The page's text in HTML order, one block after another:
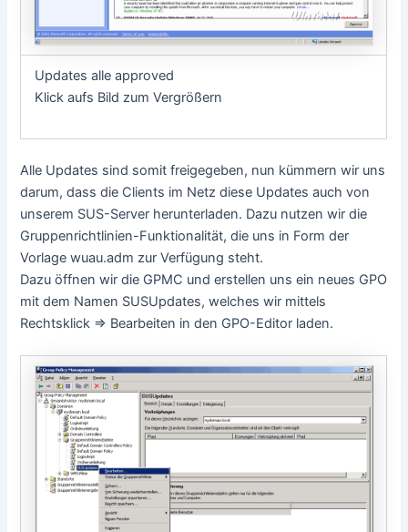
Updates alle approved
Klick aufs Bild zum Vergrößern
Alle Updates sind somit freigegeben, nun kümmern wir uns
darum, dass die Clients im Netz diese Updates auch von
unserem SUS-Server herunterladen. Dazu nutzen wir die
Gruppenrichtlinien-Funktionalität, die uns in Form der
Vorlage wuau.adm zur Verfügung steht.
Dazu öffnen wir die GPMC und erstellen uns ein neues GPO
mit dem Namen SUSUpdates, welches wir mittels
Rechtsklick => Bearbeiten in den GPO-Editor laden.